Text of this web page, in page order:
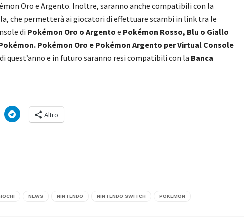
Oro e Argento. Inoltre, saranno anche compatibili con la
che permetterà ai giocatori di effettuare scambi in link tra le
di Pokémon Oro o Argento e Pokémon Rosso, Blu o Giallo
Pokémon Oro e Pokémon Argento per Virtual Console
di quest’anno e in futuro saranno resi compatibili con la Banca
Altro
NEWS NINTENDO NINTENDO SWITCH POKEMON